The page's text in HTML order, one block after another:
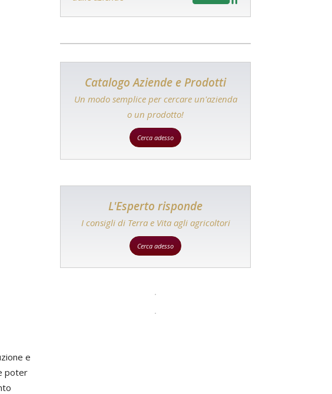
e
poter
Catalogo Aziende e Prodotti
Un modo semplice per cercare un'azienda
o un prodotto!
Cerca adesso
L'Esperto risponde
I consigli di Terra e Vita agli agricoltori
Cerca adesso